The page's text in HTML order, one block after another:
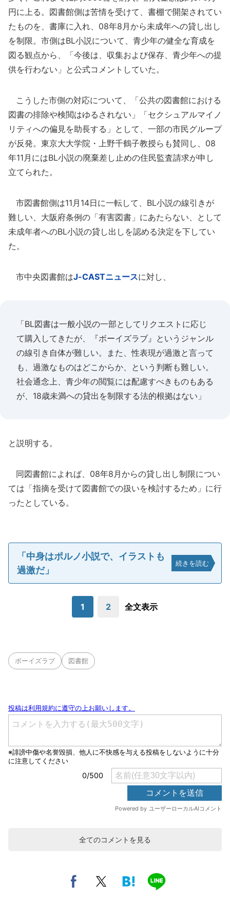
円に上る。図書館側は苦情を受けて、書棚で開架されてい
たものを、書庫に入れ、08年8月から未成年への貸し出し
を制限。市側はBL小説について、青少年の健全な育成を
図る観点から、「今後は、収集および保存、青少年への提
供を行わない」と公式コメントしていた。
こうした市側の対応について、「公共の図書館における
図書の排除や検閲はゆるされない」「セクシュアルマイノ
リティへの偏見を助長する」として、一部の市民グループ
が反発。東京大大学院・上野千鶴子教授らも賛同し、08
年11月にはBL小説の廃棄差し止めの住民監査請求が申し
立てられた。
市図書館側は11月14日に一転して、BL小説の線引きが
難しい、大阪府条例の「有害図書」にあたらない、として
未成年者へのBL小説の貸し出しを認める決定を下してい
た。
市中央図書館はJ-CASTニュースに対し、
「BL図書は一般小説の一部としてリクエストに応じ
て購入してきたが、『ボーイズラブ』というジャンル
の線引き自体が難しい。また、性表現が過激と言って
も、過激なものはどこからか、という判断も難しい。
社会通念上、青少年の閲覧には配慮すべきものもある
が、18歳未満への貸出を制限する法的根拠はない」
と説明する。
同図書館によれば、08年8月からの貸し出し制限につい
ては「指摘を受けて図書館での扱いを検討するため」に行
ったとしている。
「中身はポルノ小説で、イラストも
過激だ」
続きを読む
1 2 全文表示
ボーイズラブ 図書館
全てのコメントを見る